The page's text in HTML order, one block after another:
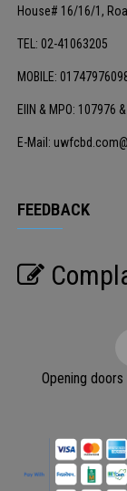
House# 16/16/1,
TEL: 02-41063205
MOBILE:
EIIN & MPO: 107976
E-Mail:
FEEDBACK
Opening